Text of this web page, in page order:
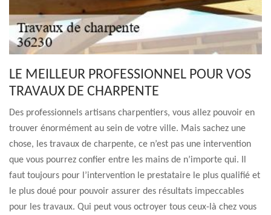
LE MEILLEUR PROFESSIONNEL POUR VOS
TRAVAUX DE CHARPENTE
Des professionnels artisans charpentiers, vous allez pouvoir en
trouver énormément au sein de votre ville. Mais sachez une
chose, les travaux de charpente, ce n’est pas une intervention
que vous pourrez confier entre les mains de n’importe qui. Il
faut toujours pour l’intervention le prestataire le plus qualifié et
le plus doué pour pouvoir assurer des résultats impeccables
pour les travaux. Qui peut vous octroyer tous ceux-là chez vous